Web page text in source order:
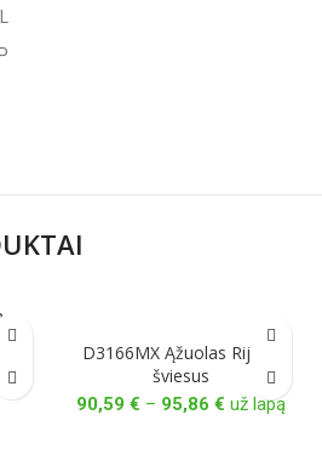
D3166MX Ąžuolas Rijeka
šviesus
90,59 € – 95,86 €Price
už lapą